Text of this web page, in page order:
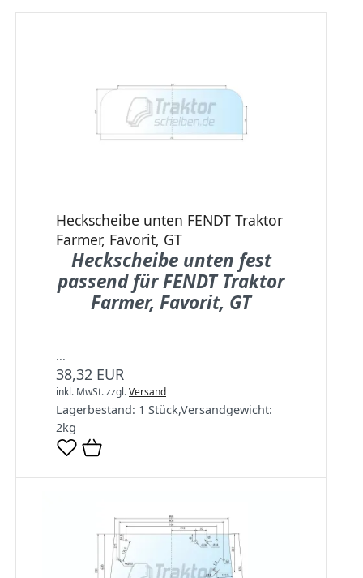
Heckscheibe unten FENDT Traktor
Farmer, Favorit, GT
Heckscheibe unten fest
passend für FENDT Traktor
Farmer, Favorit, GT
...
38,32 EUR
inkl. MwSt.zzgl.Versand
Lagerbestand: 1 Stück,Versandgewicht:
2kg